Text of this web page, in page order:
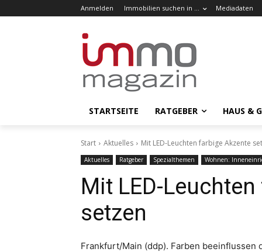
Anmelden Immobilien suchen in … Mediadaten
STARTSEITE RATGEBER HAUS &
Start Aktuelles Mit LED-Leuchten farbige Akzente
Aktuelles Ratgeber Spezialthemen Wohnen:
Mit LED-
setzen
Frankfurt/Main (ddp). Farben beeinflussen